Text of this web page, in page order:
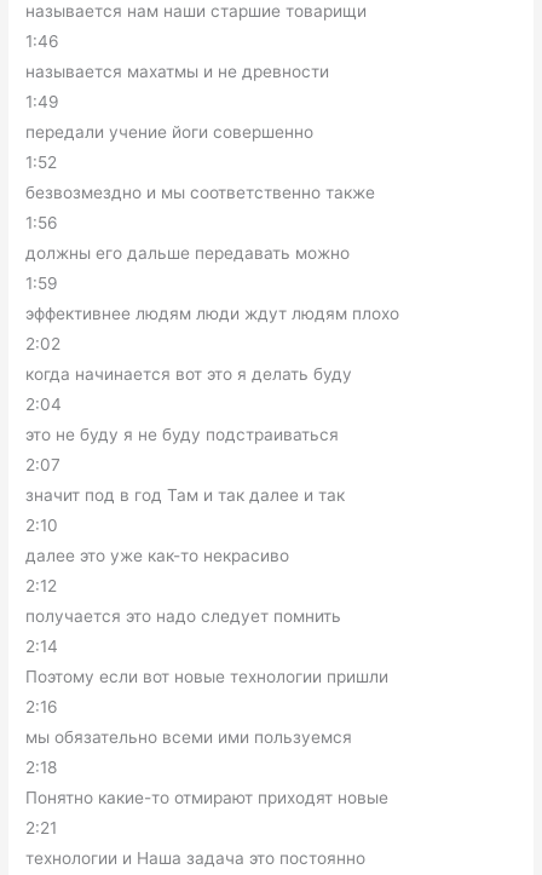
называется нам наши старшие товарищи
1:46
называется махатмы и не древности
1:49
передали учение йоги совершенно
1:52
безвозмездно и мы соответственно также
1:56
должны его дальше передавать можно
1:59
эффективнее людям люди ждут людям плохо
2:02
когда начинается вот это я делать буду
2:04
это не буду я не буду подстраиваться
2:07
значит под в год Там и так далее и так
2:10
далее это уже как-то некрасиво
2:12
получается это надо следует помнить
2:14
Поэтому если вот новые технологии пришли
2:16
мы обязательно всеми ими пользуемся
2:18
Понятно какие-то отмирают приходят новые
2:21
технологии и Наша задача это постоянно